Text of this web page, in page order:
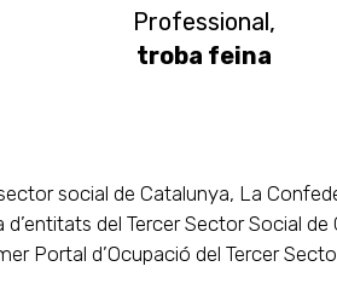
Professional,
troba feina
social de Catalunya, La
del Tercer Sector Social
Portal d’Ocupació del Tercer